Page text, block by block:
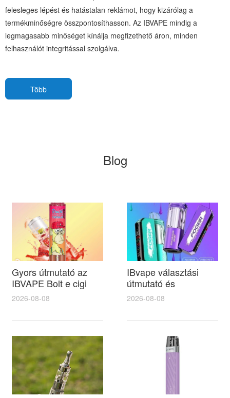
felesleges lépést és hatástalan reklámot, hogy kizárólag a
termékminőségre összpontosíthasson. Az IBVAPE mindig a
legmagasabb minőséget kínálja megfizethető áron, minden
felhasználót integritással szolgálva.
Több
Blog
Gyors útmutató az
IBVAPE Bolt e cigi
beállítása és
kezdőknek profi
2026-08-08
IBvape választási
útmutató és
vélemények, IBvape
aspire bvc
2026-08-08